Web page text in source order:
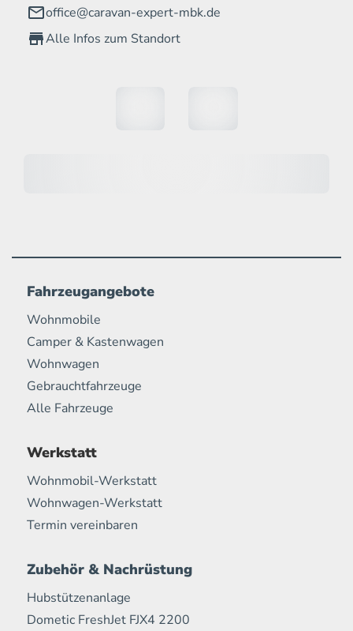
office@caravan-expert-mbk.de
Alle Infos zum Standort
Fahrzeugangebote
Wohnmobile
Camper & Kastenwagen
Wohnwagen
Gebrauchtfahrzeuge
Alle Fahrzeuge
Werkstatt
Wohnmobil-Werkstatt
Wohnwagen-Werkstatt
Termin vereinbaren
Zubehör & Nachrüstung
Hubstützenanlage
Dometic FreshJet FJX4 2200